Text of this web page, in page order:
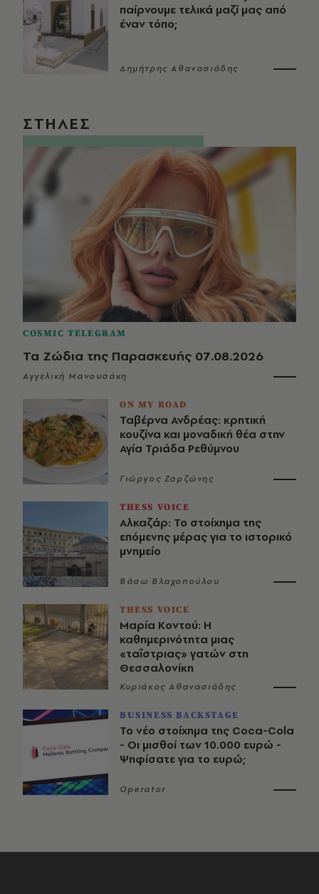
παίρνουμε τελικά μαζί μας από
έναν τόπο;
Δημήτρης Αθανασιάδης
ΣΤΗΛΕΣ
COSMIC TELEGRAM
Τα Ζώδια της Παρασκευής 07.08.2026
Αγγελική Μανουσάκη
ON MY ROAD
Ταβέρνα Ανδρέας: κρητική
κουζίνα και μοναδική θέα στην
Αγία Τριάδα Ρεθύμνου
Γιώργος Ζαρζώνης
THESS VOICE
Αλκαζάρ: Το στοίχημα της
επόμενης μέρας για το ιστορικό
μνημείο
Βάσω Βλαχοπούλου
THESS VOICE
Μαρία Κοντού: Η
καθημερινότητα μιας
«ταΐστριας» γατών στη
Θεσσαλονίκη
Κυριάκος Αθανασιάδης
BUSINESS BACKSTAGE
Το νέο στοίχημα της Coca-Cola
- Οι μισθοί των 10.000 ευρώ -
Ψηφίσατε για το ευρώ;
Operator